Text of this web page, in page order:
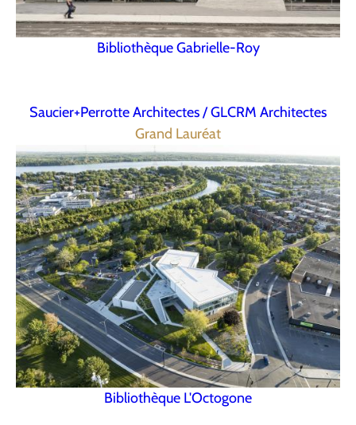
Bibliothèque Gabrielle-Roy
Saucier+Perrotte Architectes / GLCRM Architectes
Grand Lauréat
Bibliothèque L'Octogone